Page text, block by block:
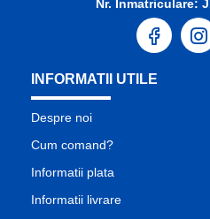
Nr. Înmatriculare:
INFORMATII UTILE
Despre noi
Cum comand?
Informatii plata
Informatii livrare